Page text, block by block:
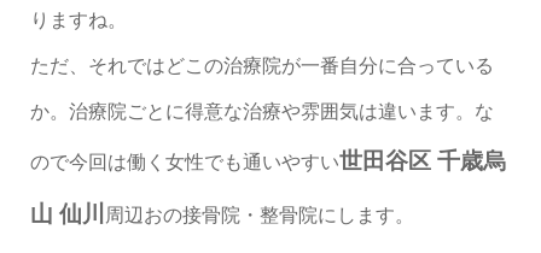
りますね。
ただ、それではどこの治療院が一番自分に合っている
か。治療院ごとに得意な治療や雰囲気は違います。な
ので今回は働く女性でも通いやすい世田谷区 千歳烏
山 仙川 周辺おの接骨院・整骨院にします。